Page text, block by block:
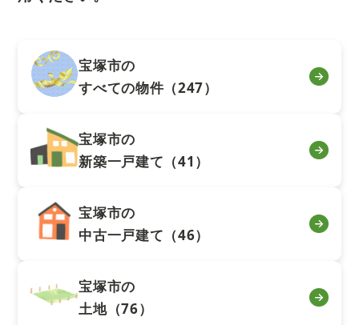
宝塚市の
すべての物件（247）
宝塚市の
新築一戸建て（41）
宝塚市の
中古一戸建て（46）
宝塚市の
土地（76）